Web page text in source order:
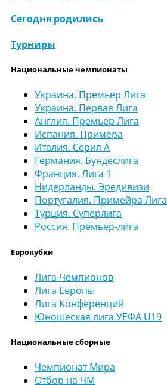
Сегодня родились
Турниры
Национальные чемпионаты
Украина. Премьер Лига
Украина. Первая Лига
Англия. Премьер Лига
Испания. Примера
Италия. Серия А
Германия. Бундеслига
Франция. Лига 1
Нидерланды. Эредивизи
Португалия. Примейра Лига
Турция. Суперлига
Россия. Премьер-лига
Еврокубки
Лига Чемпионов
Лига Европы
Лига Конференций
Юношеская лига УЕФА U19
Национальные сборные
Чемпионат Мира
Отбор на ЧМ